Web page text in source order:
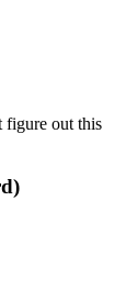
figure out this